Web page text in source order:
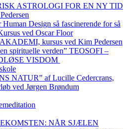
ASTROLOGI FOR EN NY TID
Design så fascinerende for så
ved Oscar Floor
kursus ved Kim Pedersen
spirituelle verden” TEOSOFI –
VISDOM
NATUR” af Lucille Cedercrans,
ved Jørgen Brøndum
NÅR SJÆLEN